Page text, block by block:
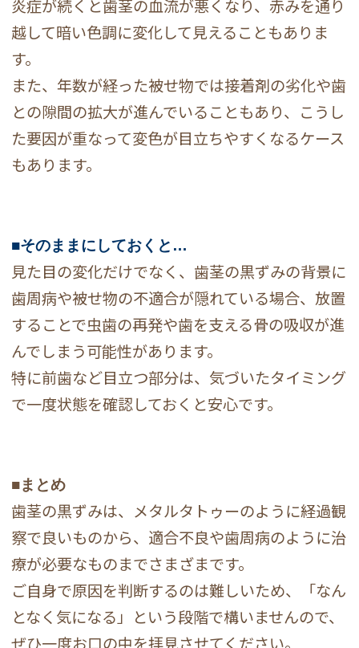
炎症が続くと歯茎の血流が悪くなり、赤みを通り
越して暗い色調に変化して見えることもありま
す。
また、年数が経った被せ物では接着剤の劣化や歯
との隙間の拡大が進んでいることもあり、こうし
た要因が重なって変色が目立ちやすくなるケース
もあります。
■そのままにしておくと…
見た目の変化だけでなく、歯茎の黒ずみの背景に
歯周病や被せ物の不適合が隠れている場合、放置
することで虫歯の再発や歯を支える骨の吸収が進
んでしまう可能性があります。
特に前歯など目立つ部分は、気づいたタイミング
で一度状態を確認しておくと安心です。
■まとめ
歯茎の黒ずみは、メタルタトゥーのように経過観
察で良いものから、適合不良や歯周病のように治
療が必要なものまでさまざまです。
ご自身で原因を判断するのは難しいため、「なん
となく気になる」という段階で構いませんので、